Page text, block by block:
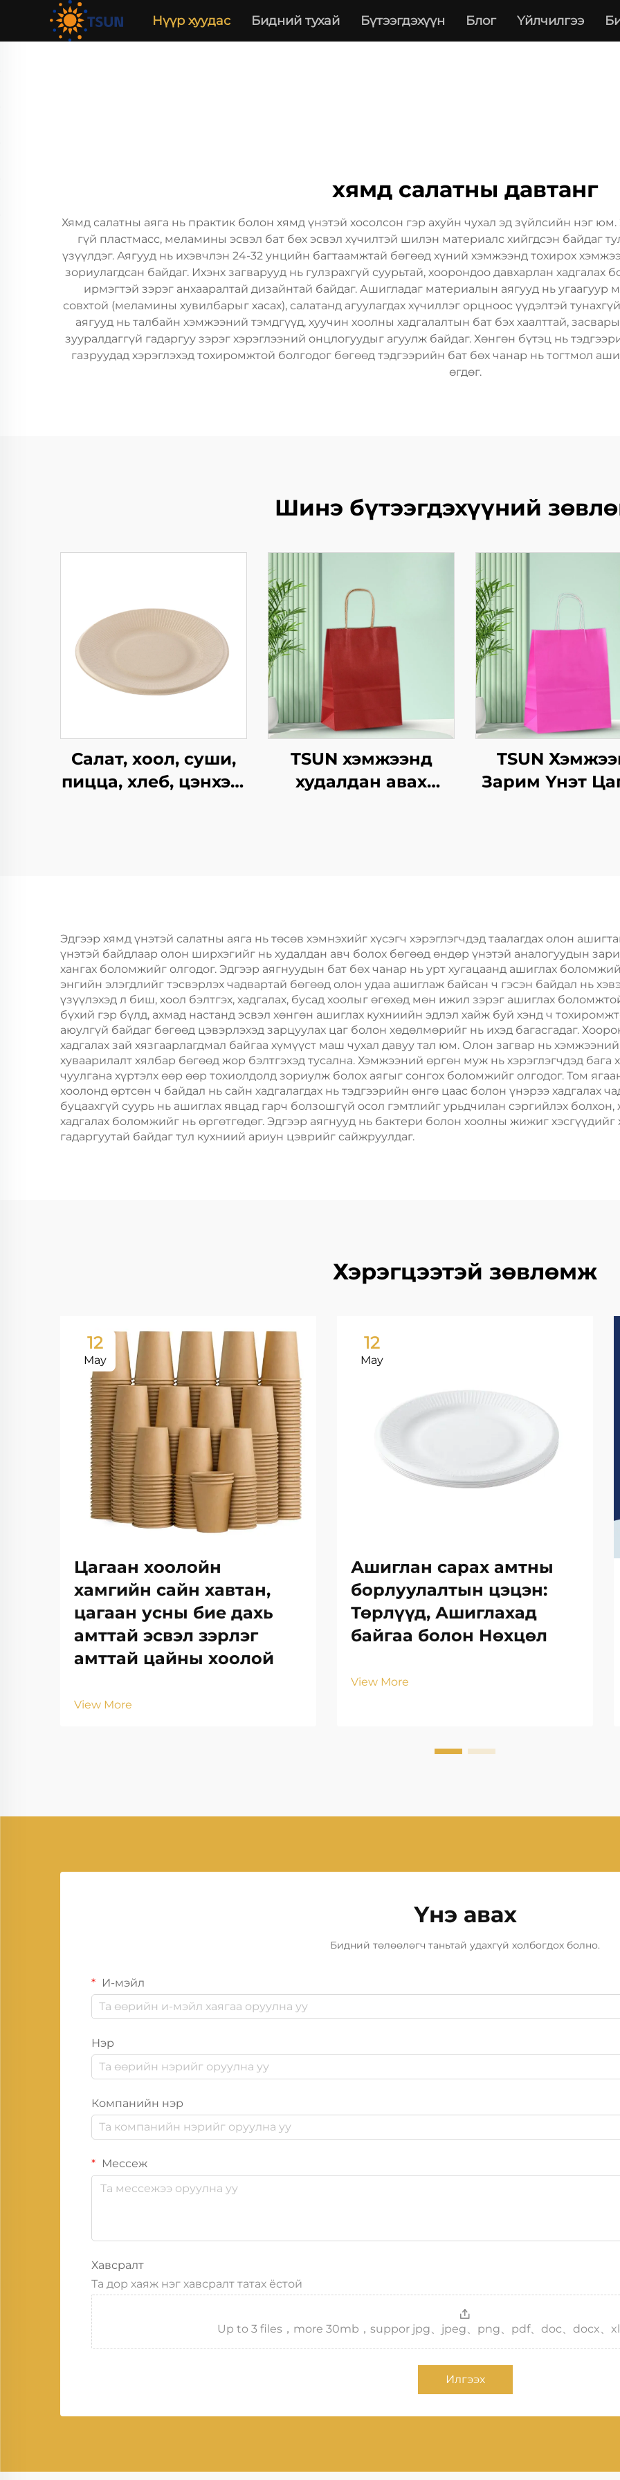
Нүүр хуудас Бидний тухай Бүтээгдэхүүн Блог Үйлчилгээ
хямд салатны давтанг
Хямд салатны аяга нь практик болон хямд үнэтэй хосолсон гэр ахуйн чухал эд зүйлсийн нэг
гүй пластмасс, меламины эсвэл бат бөх эсвэл хүчилтэй шилэн материалс хийгдсэн байдаг
үзүүлдэг. Аягууд нь ихэвчлэн 24-32 унцийн багтаамжтай бөгөөд хүний хэмжээнд тохирох
зориулагдсан байдаг. Ихэнх загварууд нь гулзрахгүй суурьтай, хоорондоо давхарлан
ирмэгтэй зэрэг анхааралтай дизайнтай байдаг. Ашигладаг материалын аягууд нь
совхтой (меламины хувилбарыг хасах), салатанд агуулагдах хүчиллэг орцноос үүдэлтэй
аягууд нь талбайн хэмжээний тэмдгүүд, хуучин хоолны хадгалалтын бат бэх хаалттай,
зууралдаггүй гадаргуу зэрэг хэрэглээний онцлогуудыг агуулж байдаг. Хөнгөн бүтэц нь
газруудад хэрэглэхэд тохиромжтой болгодог бөгөөд тэдгээрийн бат бөх чанар нь тогтмол
өгдөг.
Шинэ бүтээгдэхүүний
Салат, хоол, суши,
пицца, хлеб, цэнхэр,
хавтангаас бүрдсэн
дагуу, цэцэг, хөнгөн
хоолны ашиглахад
TSUN хэмжээнд
худалдан авах
барих
TSUN
Зарим Үнэт
Пластик
Эдгээр хямд үнэтэй салатны аяга нь төсөв хэмнэхийг хүсэгч хэрэглэгчдэд таалагдах олон
үнэтэй байдлаар олон ширхэгийг нь худалдан авч болох бөгөөд өндөр үнэтэй аналогуудын
хангах боломжийг олгодог. Эдгээр аягнуудын бат бөх чанар нь урт хугацаанд ашиглах
энгийн элэгдлийг тэсвэрлэх чадвартай бөгөөд олон удаа ашиглаж байсан ч гэсэн байдал нь
үзүүлэхэд л биш, хоол бэлтгэх, хадгалах, бусад хоолыг өгөхөд мөн ижил зэрэг ашиглах
бүхий гэр бүлд, ахмад настанд эсвэл хөнгөн ашиглах кухниийн эдлэл хайж буй хэнд ч
аюулгүй байдаг бөгөөд цэвэрлэхэд зарцуулах цаг болон хөдөлмөрийг нь ихэд багасгадаг.
хадгалах зай хязгаарлагдмал байгаа хүмүүст маш чухал давуу тал юм. Олон загвар нь
хуваарилалт хялбар бөгөөд жор бэлтгэхэд тусална. Хэмжээний өргөн муж нь хэрэглэгчдэд
чуулгана хүртэлх өөр өөр тохиолдолд зориулж болох аягыг сонгох боломжийг олгодог. Том
хоолонд өртсөн ч байдал нь сайн хадгалагдах нь тэдгээрийн өнгө цаас болон үнэрээ хадгалах
буцаахгүй суурь нь ашиглах явцад гарч болзошгүй осол гэмтлийг урьдчилан сэргийлэх
хадгалах боломжийг нь өргөтгөдөг. Эдгээр аягнууд нь бактери болон хоолны жижиг хэсгүүдийг
гадаргуутай байдаг тул кухниий ариун цэврийг сайжруулдаг.
Хэрэгцээтэй зөвлөмж
12
May
Цагаан хоолойн
хамгийн сайн хавтан,
цагаан усны бие дахь
амттай эсвэл зэрлэг
амттай цайны хоолой
View More
12
May
Ашиглан сарах амтны
борлуулалтын цэцэн:
Төрлүүд, Ашиглахад
байгаа болон Нөхцөл
View More
Үнэ авах
Бидний төлөөлөгч таньтай удахгүй холбогдох болно.
И-мэйл
Нэр
Компанийн нэр
Мессеж
Хавсралт
Та дор хаяж нэг хавсралт татах ёстой
Up to 3 files，more 30mb，suppor jpg、jpeg、png、pdf、doc、docx、
Илгээх